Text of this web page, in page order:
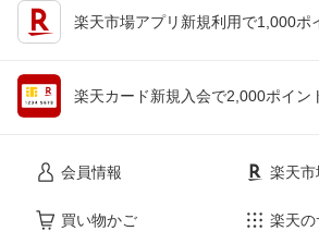
楽天市場アプリ新規利用で1,000ポ
楽天カード新規入会で2,000ポイン
会員情報
買い物かご
楽天
楽天